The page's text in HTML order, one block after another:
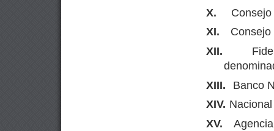
X.
XI.
XII.
XIII.
Banco
XIV.
XV.